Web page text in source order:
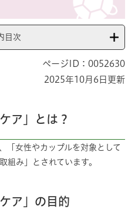
目次
ページID：0052630
2025年10月6日更新
ア」とは？
「女性やカップルを対象として
組み」とされています。
ア」の目的